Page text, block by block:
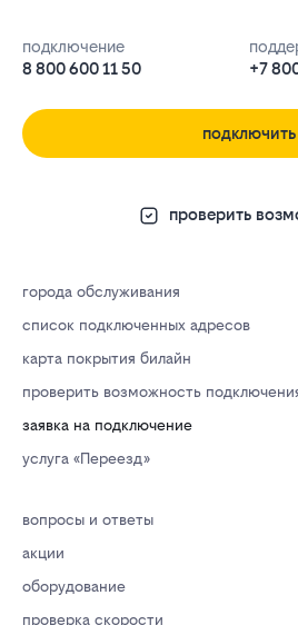
подключение
8 800 600 11 50
+7
подключить
проверить
города обслуживания
список подключенных адресов
карта покрытия билайн
проверить возможность
заявка на подключение
услуга «Переезд»
вопросы и ответы
акции
оборудование
проверка скорости